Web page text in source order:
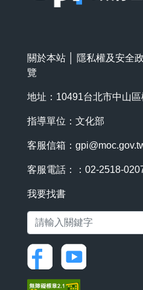
關於本站 隱私權及安全
覽
地址：10491台北市中山
指導單位：文化部
客服信箱：
客服電話：：02-2518-
我要找書